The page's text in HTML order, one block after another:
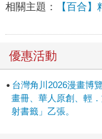
相關主題： 【百合
優惠活動
台灣角川2026漫畫博
畫冊、華人原創、輕
射書籤」乙張。